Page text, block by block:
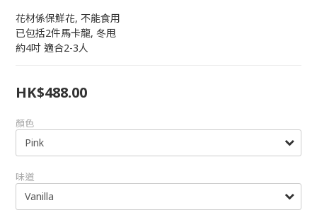
花材係保鮮花, 不能食用
已包括2件馬卡龍, 冬甩
約4吋 適合2-3人
HK$488.00
顏色
味道